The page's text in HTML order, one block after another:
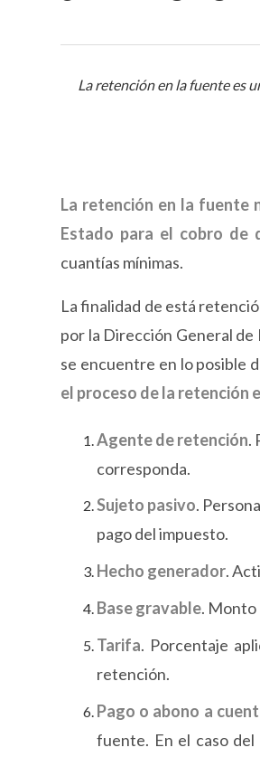
La retención en la fuente es
La retención en la fuente
Estado para el cobro de
cuantías mínimas.
La finalidad de está
por la Dirección General
se encuentre en lo posible
el proceso de la retención
Agente de retención.
corresponda.
Sujeto pasivo.
pago del impuesto.
Hecho generador.
Base gravable. Monto
Tarifa. Porcentaje
retención.
Pago o abono a
fuente. En el caso del